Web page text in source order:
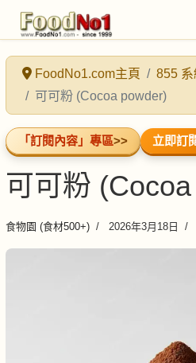
FoodNo1.com主頁 855 系
可可粉 (Cocoa powder)
「訂閱內容」專區>> 立即訂
可可粉
食物園 (食材500+) 2026年3月18日